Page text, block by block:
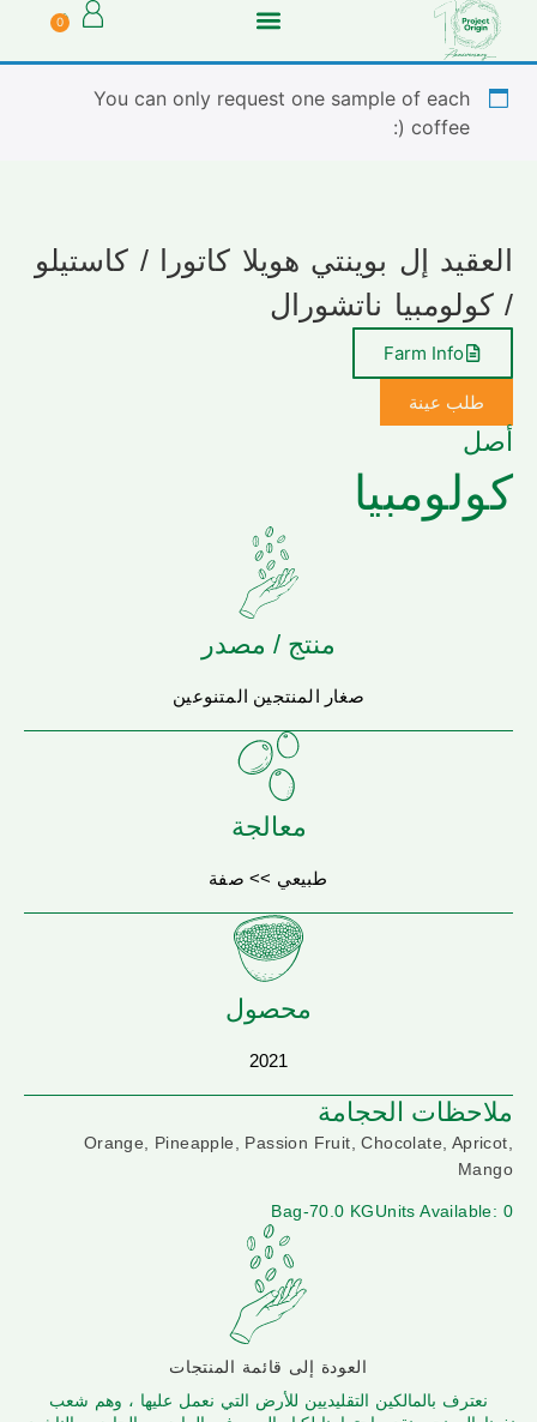
0
You can only request one sample of each
coffee (:
العقيد إل بوينتي هويلا كاتورا / كاستيلو
/ كولومبيا ناتشورال
Farm Info
طلب عينة
أصل
كولومبيا
منتج / مصدر
صغار المنتجين المتنوعين
معالجة
طبيعي >> صفة
محصول
2021
ملاحظات الحجامة
Orange, Pineapple, Passion Fruit, Chocolate, Apricot,
Mango
Units Available: 0
Bag-70.0 KG
العودة إلى قائمة المنتجات
نعترف بالمالكين التقليديين للأرض التي نعمل عليها ، وهم شعب